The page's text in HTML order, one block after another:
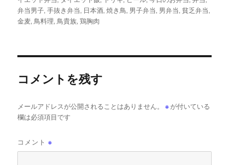
リ
弁当男子,手抜き弁当, 日本酒,焼き鳥, 男子弁当, 男弁当,貧乏弁当,
金麦, 鳥料理, 鳥貴族,鶏胸肉
コメントを残す
メールアドレスが公開されることはありません。 ※ が付いている
欄は必須項目です
コメント※